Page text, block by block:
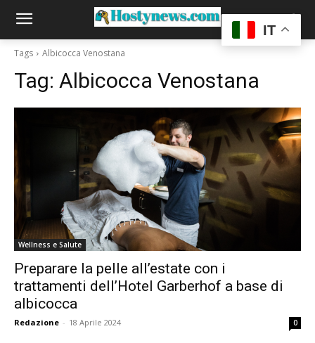
Tags Albicocca Venostana
Tag: Albicocca Venostana
Wellness e Salute
Preparare la pelle all’estate con i
trattamenti dell’Hotel Garberhof a base di
albicocca
Redazione - 18 Aprile 2024 0
IT